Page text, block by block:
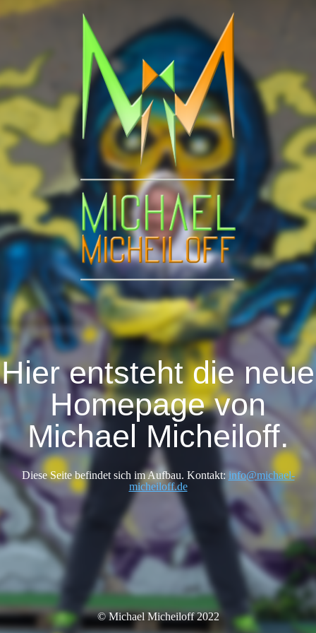
Hier entsteht die neue
Homepage von
Michael Micheiloff.
Diese Seite befindet sich im Aufbau. Kontakt: info@michael-
micheiloff.de
© Michael Micheiloff 2022